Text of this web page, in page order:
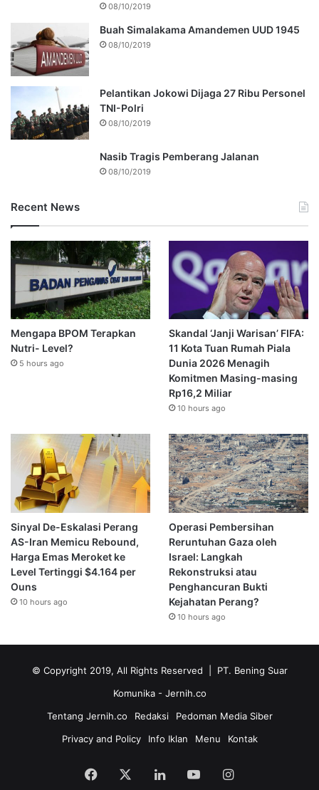
08/10/2019
Buah Simalakama Amandemen UUD 1945
08/10/2019
Pelantikan Jokowi Dijaga 27 Ribu Personel
TNI-Polri
08/10/2019
Nasib Tragis Pemberang Jalanan
08/10/2019
Recent News
Mengapa BPOM Terapkan
Nutri- Level?
5 hours ago
Skandal ‘Janji Warisan’ FIFA:
11 Kota Tuan Rumah Piala
Dunia 2026 Menagih
Komitmen Masing-masing
Rp16,2 Miliar
10 hours ago
Sinyal De-Eskalasi Perang
AS-Iran Memicu Rebound,
Harga Emas Meroket ke
Level Tertinggi $4.164 per
Ouns
10 hours ago
Operasi Pembersihan
Reruntuhan Gaza oleh
Israel: Langkah
Rekonstruksi atau
Penghancuran Bukti
Kejahatan Perang?
10 hours ago
© Copyright 2019, All Rights Reserved | PT. Bening Suar
Komunika - Jernih.co
Tentang Jernih.co
Redaksi
Pedoman Media Siber
Privacy and Policy
Info Iklan Menu Kontak
Facebook LinkedInYouTubeInstagram